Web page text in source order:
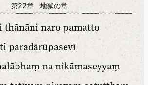
第22章 地獄の章
thānāni naro pamatto
paradārūpasevī
na nikāmaseyyaṃ